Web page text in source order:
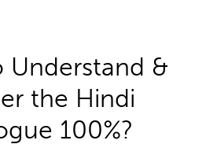
Understand &
the Hindi
100%?